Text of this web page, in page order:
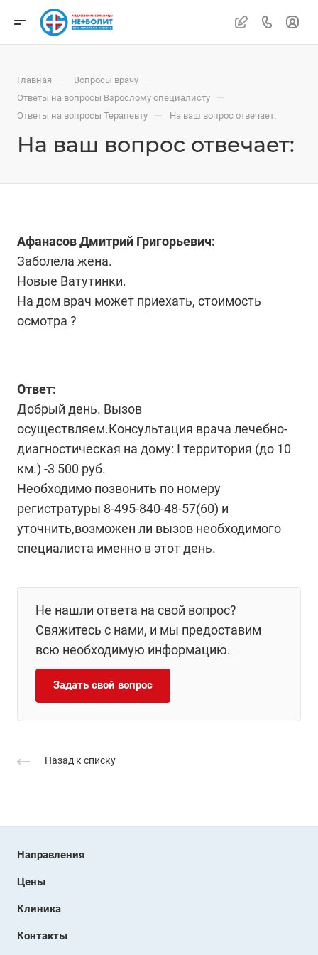
Главная — Вопросы врачу —
Ответы на вопросы Взрослому специалисту —
Ответы на вопросы Терапевту — На ваш вопрос отвечает:
На ваш вопрос отвечает:
Афанасов Дмитрий Григорьевич:
Заболела жена.
Новые Ватутинки.
На дом врач может приехать, стоимость
осмотра ?
Ответ:
Добрый день. Вызов
осуществляем.Консультация врача лечебно-
диагностическая на дому: I территория (до 10
км.) -3 500 руб.
Необходимо позвонить по номеру
регистратуры 8-495-840-48-57(60) и
уточнить,возможен ли вызов необходимого
специалиста именно в этот день.
Не нашли ответа на свой вопрос?
Свяжитесь с нами, и мы предоставим
всю необходимую информацию.
Задать свой вопрос
Назад к списку
Направления
Цены
Клиника
Контакты